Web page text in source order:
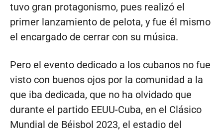
tuvo gran protagonismo, pues realizó el
primer lanzamiento de pelota, y fue él mismo
el encargado de cerrar con su música.
Pero el evento dedicado a los cubanos no fue
visto con buenos ojos por la comunidad a la
que iba dedicada, que no ha olvidado que
durante el partido EEUU-Cuba, en el Clásico
Mundial de Béisbol 2023, el estadio del